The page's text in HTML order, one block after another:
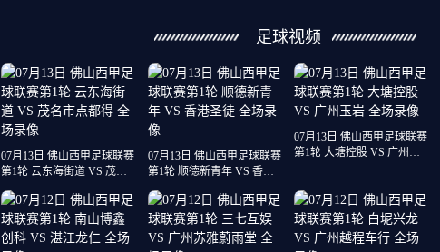
足球视频
07月13日 佛山西甲足球联赛
第1轮 云东海街道 VS 茂名
07月13日 佛山西甲足球联赛
第1轮 顺德新青年 VS 香港
07月13日 佛山西甲足球联赛
第1轮 大塘控股 VS 广州玉